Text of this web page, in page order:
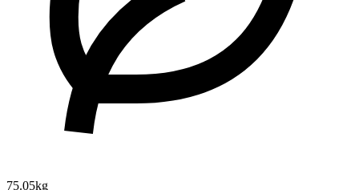
75.05kg